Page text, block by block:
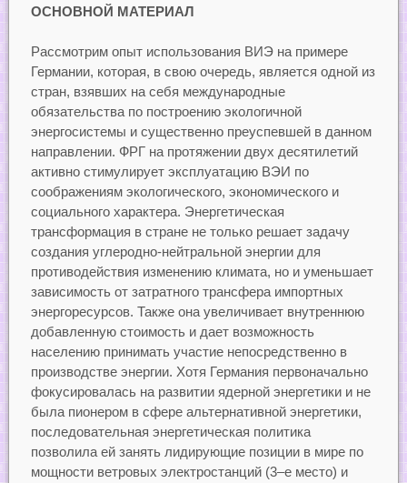
ОСНОВНОЙ МАТЕРИАЛ
Рассмотрим опыт использования ВИЭ на примере
Германии, которая, в свою очередь, является одной из
стран, взявших на себя международные
обязательства по построению экологичной
энергосистемы и существенно преуспевшей в данном
направлении. ФРГ на протяжении двух десятилетий
активно стимулирует эксплуатацию ВЭИ по
соображениям экологического, экономического и
социального характера. Энергетическая
трансформация в стране не только решает задачу
создания углеродно-нейтральной энергии для
противодействия изменению климата, но и уменьшает
зависимость от затратного трансфера импортных
энергоресурсов. Также она увеличивает внутреннюю
добавленную стоимость и дает возможность
населению принимать участие непосредственно в
производстве энергии. Хотя Германия первоначально
фокусировалась на развитии ядерной энергетики и не
была пионером в сфере альтернативной энергетики,
последовательная энергетическая политика
позволила ей занять лидирующие позиции в мире по
мощности ветровых электростанций (3–е место) и